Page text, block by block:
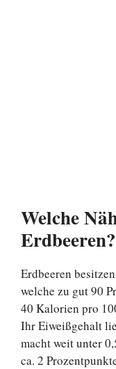
Welche
Erdbeeren?
Erdbeeren
welche zu gut 90
40 Kalorien pro
Ihr Eiweißgehalt
macht weit unter
ca. 2